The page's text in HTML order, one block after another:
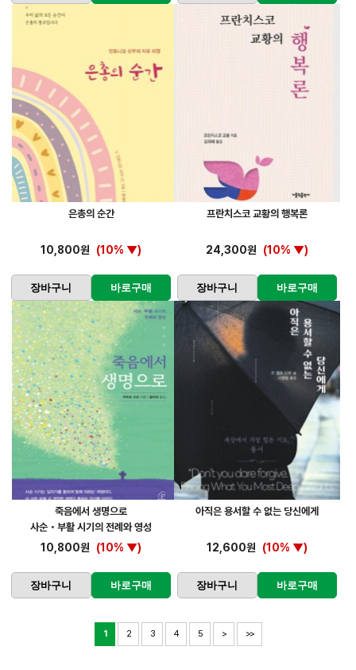
은총의 순간
10,800원 (10% ▼)
장바구니 바로구매
프란치스코 교황의 행복론
24,300원 (10% ▼)
장바구니 바로구매
죽음에서 생명으로
사순・부활 시기의 전례와 영성
10,800원 (10% ▼)
장바구니 바로구매
아직은 용서할 수 없는 당신에게
12,600원 (10% ▼)
장바구니 바로구매
1 2 3 4 5 > >>